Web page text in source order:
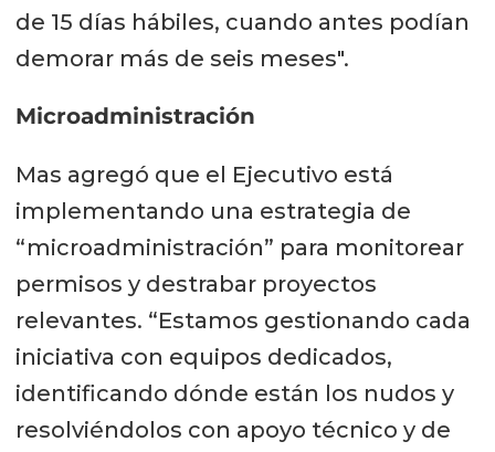
de 15 días hábiles, cuando antes podían
demorar más de seis meses".
Microadministración
Mas agregó que el Ejecutivo está
implementando una estrategia de
“microadministración” para monitorear
permisos y destrabar proyectos
relevantes. “Estamos gestionando cada
iniciativa con equipos dedicados,
identificando dónde están los nudos y
resolviéndolos con apoyo técnico y de